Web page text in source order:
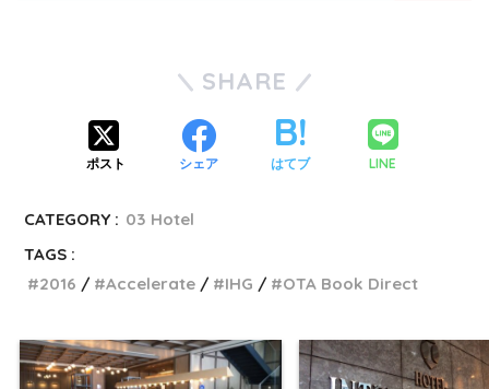
SHARE
ポスト シェア はてブ LINE
CATEGORY : 03 Hotel
TAGS :
2016
Accelerate IHG OTA Book Direct